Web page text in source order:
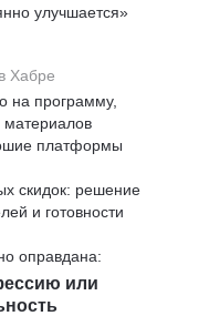
улучшается»
Хабре
на программу,
материалов
платформы
скидок: решение
и готовности
оправдана:
или